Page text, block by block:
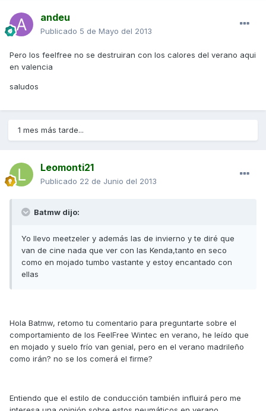
andeu
Publicado 5 de Mayo del 2013
Pero los feelfree no se destruiran con los calores del verano aqui
en valencia
saludos
1 mes más tarde...
Leomonti21
Publicado 22 de Junio del 2013
Batmw dijo:
Yo llevo meetzeler y además las de invierno y te diré que
van de cine nada que ver con las Kenda,tanto en seco
como en mojado tumbo vastante y estoy encantado con
ellas
Hola Batmw, retomo tu comentario para preguntarte sobre el
comportamiento de los FeelFree Wintec en verano, he leído que
en mojado y suelo frío van genial, pero en el verano madrileño
como irán? no se los comerá el firme?
Entiendo que el estilo de conducción también influirá pero me